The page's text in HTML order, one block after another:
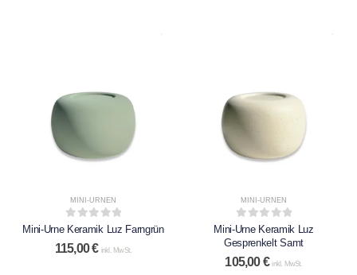
MINI-URNEN
0out of 5
Mini-Urne Keramik Luz Farngrün
115,00€ inkl. MwSt.
MINI-URNEN
0out of 5
Mini-Urne Keramik Luz
Gesprenkelt Samt
105,00€ inkl. MwSt.